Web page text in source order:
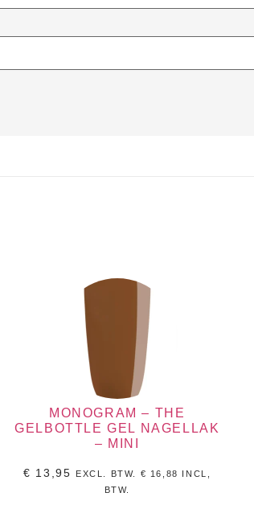
MONOGRAM – THE
GELBOTTLE GEL NAGELLAK
– MINI
€ 13,95 EXCL. BTW. € 16,88
INCL,
BTW.